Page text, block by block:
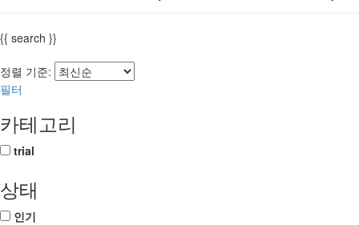
{{ search }}
정렬 기준:
필터
카테고리
trial
상태
인기